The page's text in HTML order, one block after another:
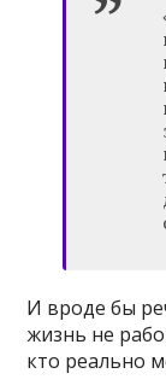
И вроде бы
жизнь не
кто реально